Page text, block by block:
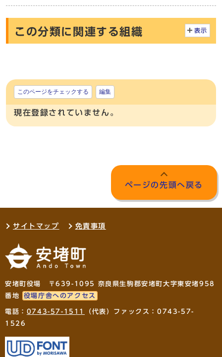
この分類に関連する組織 表示
このページをチェックする 編集
現在登録されていません。
ページの先頭へ戻る
サイトマップ 免責事項
安堵町役場 〒639-1095 奈良県生駒郡安堵町大字東安堵958
番地
役場庁舎へのアクセス
電話： 0743-57-1511
（代表）ファックス：0743-57-
1526